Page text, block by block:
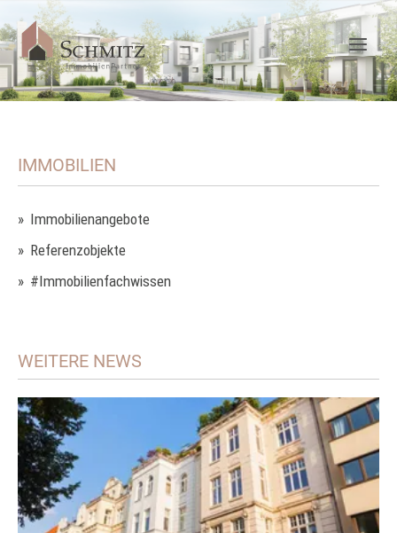
IMMOBILIEN
Immobilienangebote
Referenzobjekte
#Immobilienfachwissen
WEITERE NEWS